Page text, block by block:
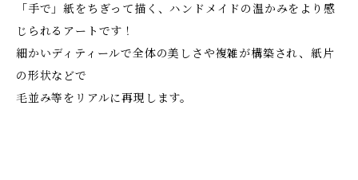
「手で」紙をちぎって描く、ハンドメイドの温かみをより感
じられるアートです！
細かいディティールで全体の美しさや複雑が構築され、紙片
の形状などで
毛並み等をリアルに再現します。